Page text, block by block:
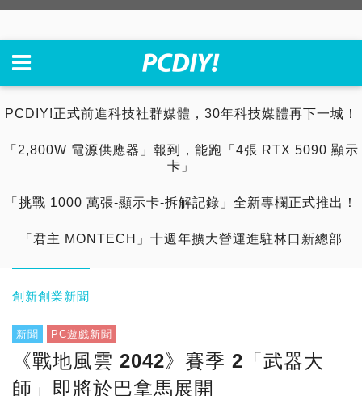
PCDIY!正式前進科技社群媒體，30年科技媒體再下一城！
「2,800W 電源供應器」報到，能跑「4張 RTX 5090 顯示
卡」
「挑戰 1000 萬張-顯示卡-拆解記錄」全新專欄正式推出！
「君主 MONTECH」十週年擴大營運進駐林口新總部
創新創業新聞
新聞 PC遊戲新聞
《戰地風雲 2042》賽季 2「武器大
師」即將於巴拿馬展開